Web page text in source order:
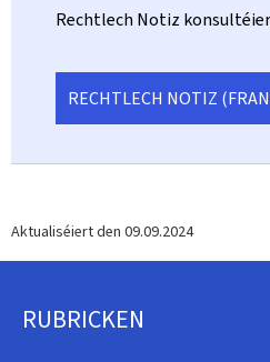
Rechtlech Notiz
RECHTLECH NOTIZ
Aktualiséiert den 09.09.2024
Fousszeil
RUBRICKEN